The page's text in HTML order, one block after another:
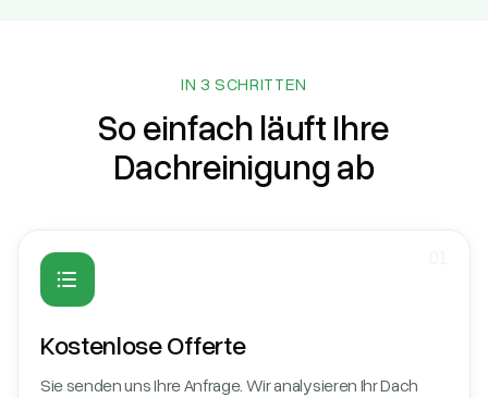
IN 3 SCHRITTEN
So einfach läuft Ihre
Dachreinigung ab
Kostenlose Offerte
Sie senden uns Ihre Anfrage. Wir analysieren Ihr Dach